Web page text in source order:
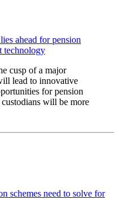
ahead for pension
technology
cusp of a major
lead to innovative
for pension
will be more
schemes need to solve for